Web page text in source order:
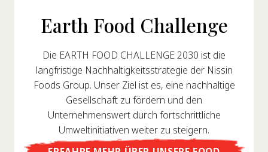
Earth Food Challenge
Die EARTH FOOD CHALLENGE 2030 ist die
langfristige Nachhaltigkeitsstrategie der Nissin
Foods Group. Unser Ziel ist es, eine nachhaltige
Gesellschaft zu fördern und den
Unternehmenswert durch fortschrittliche
Umweltinitiativen weiter zu steigern.